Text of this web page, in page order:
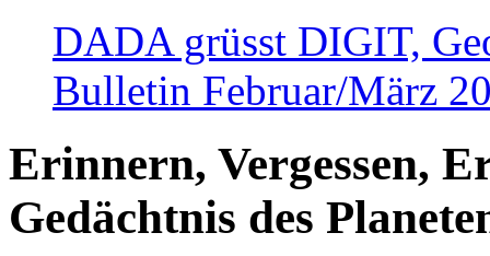
DADA grüsst DIGIT,
Bulletin Februar/März
Erinnern, Vergessen,
Gedächtnis des